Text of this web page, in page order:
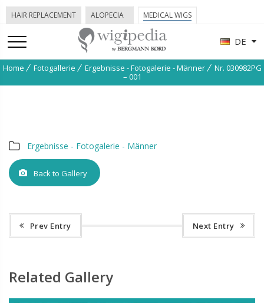
DE
HAIR REPLACEMENT ALOPECIA MEDICAL WIGS
Home Fotogallerie Ergebnisse - Fotogalerie - Männer
Nr. 030982PG
– 001
Ergebnisse - Fotogalerie - Männer
Back to Gallery
Prev Entry Next Entry
Related Gallery